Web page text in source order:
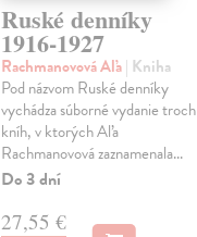
Ruské denníky
1916-1927
Rachmanovová Aľa| Kniha
Pod názvom Ruské denníky
vychádza súborné vydanie troch
kníh, v ktorých Aľa
Rachmanovová zaznamenala...
Do 3 dní
27,55 €